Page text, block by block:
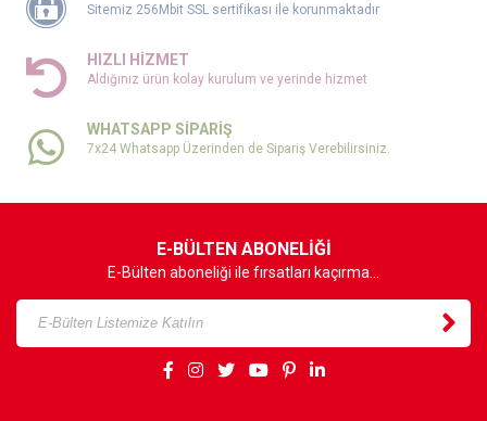
Sitemiz 256Mbit SSL sertifikası ile korunmaktadır
HIZLI HİZMET
Aldığınız ürün kolay kurulum ve yerinde hizmet
WHATSAPP SİPARİŞ
7x24 Whatsapp Üzerinden de Sipariş Verebilirsiniz.
E-BÜLTEN ABONELİĞİ
E-Bülten aboneliği ile fırsatları kaçırma...